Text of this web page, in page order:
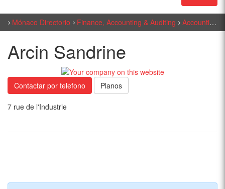
Mónaco Directorio Finance, Accounting & Auditing Accounting - Management
Arcin Sandrine
Contactar por telefono Planos
7 rue de l'Industrie